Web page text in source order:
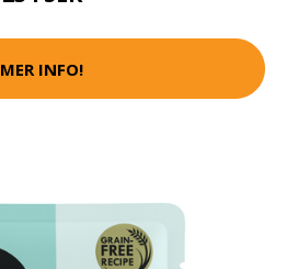
MER INFO!